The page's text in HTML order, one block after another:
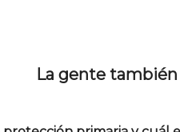
La gente